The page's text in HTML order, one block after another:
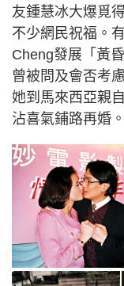
友鍾慧冰大爆覓
不少網民祝福。
Cheng發展「黃
曾被問及會否考
她到馬來西亞親
沾喜氣鋪路再婚。